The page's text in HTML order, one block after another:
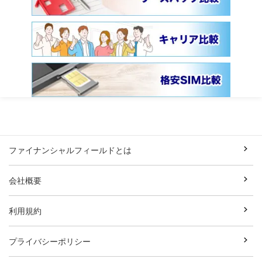
ファイナンシャルフィールドとは
会社概要
利用規約
プライバシーポリシー